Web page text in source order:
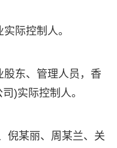
际控制人。
东、管理人员，香
)实际控制人。
倪某丽、周某兰、关